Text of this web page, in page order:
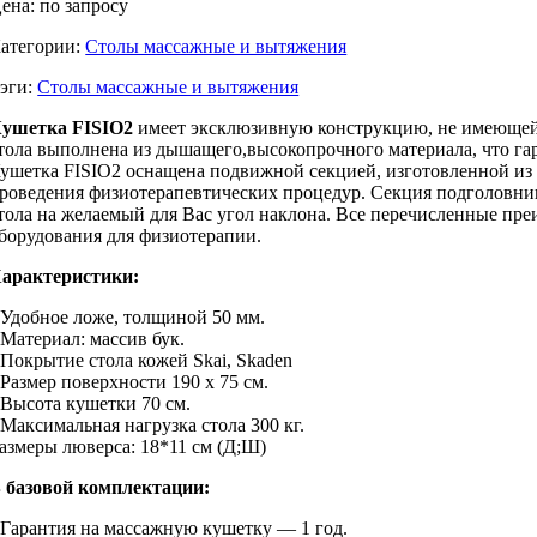
по запросу
Столы массажные и вытяжения
Столы массажные и вытяжения
FISIO2 имеет эксклюзивную конструкцию, не
выполнена из дышащего,высокопрочного материала, что
FISIO2 оснащена подвижной секцией, изготовленной
физиотерапевтических процедур. Секция
на желаемый для Вас угол наклона. Все перечисленные
для физиотерапии.
Удобное ложе, толщиной 50 мм.
Материал: массив бук.
Покрытие стола кожей Skai, Skaden
Размер поверхности 190 х 75 см.
Высота кушетки 70 см.
нагрузка стола 300 кг.
люверса: 18*11 см (Д;Ш)
базовой комплектации:
Гарантия на массажную кушетку — 1 год.